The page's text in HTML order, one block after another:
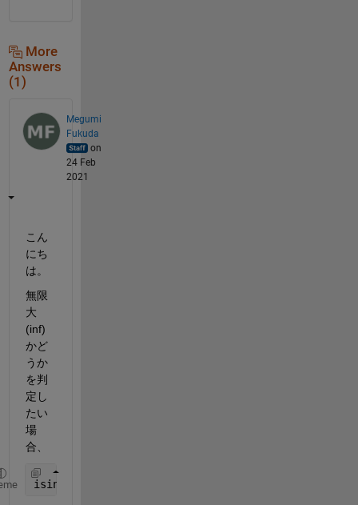
More
Answers
(1)
Megumi
Fukuda
on
24 Feb
2021
こん
にち
は。
無限
大
(inf)
かど
うか
を判
定し
たい
場
合、
isinf